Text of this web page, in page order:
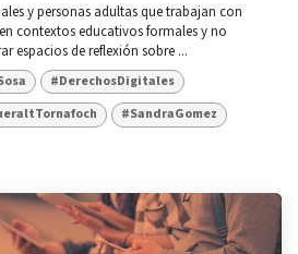
y personas adultas que trabajan con
contextos educativos formales y no
espacios de reflexión sobre ...
#DerechosDigitales
#SandraGomez